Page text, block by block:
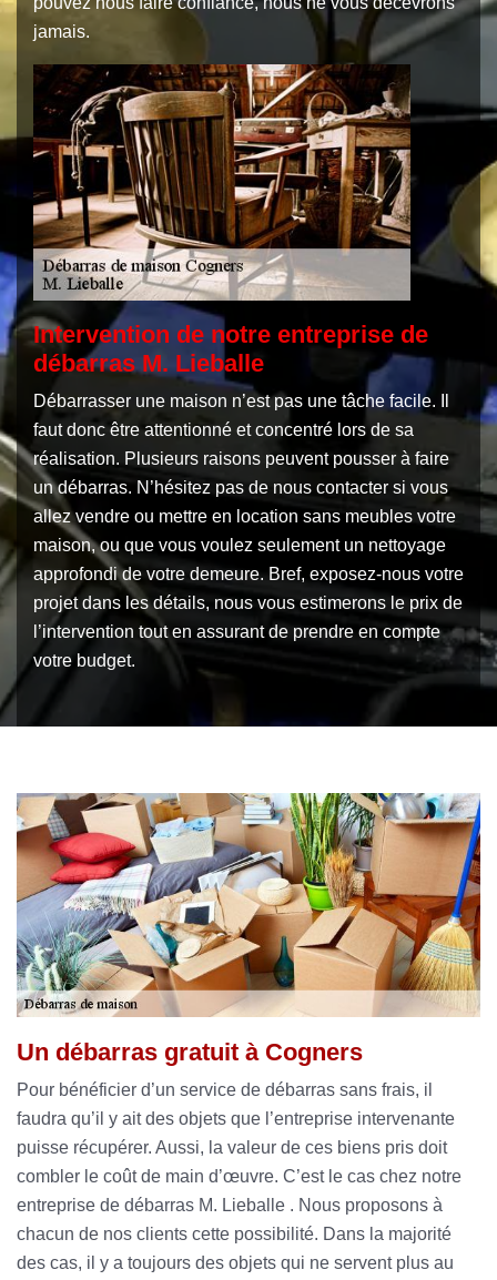
jamais.
Intervention de notre entreprise de
débarras M. Lieballe
Débarrasser une maison n’est pas une tâche facile. Il
faut donc être attentionné et concentré lors de sa
réalisation. Plusieurs raisons peuvent pousser à faire
un débarras. N’hésitez pas de nous contacter si vous
allez vendre ou mettre en location sans meubles votre
maison, ou que vous voulez seulement un nettoyage
approfondi de votre demeure. Bref, exposez-nous votre
projet dans les détails, nous vous estimerons le prix de
l’intervention tout en assurant de prendre en compte
votre budget.
Un débarras gratuit à Cogners
Pour bénéficier d’un service de débarras sans frais, il
faudra qu’il y ait des objets que l’entreprise intervenante
puisse récupérer. Aussi, la valeur de ces biens pris doit
combler le coût de main d’œuvre. C’est le cas chez notre
entreprise de débarras M. Lieballe . Nous proposons à
chacun de nos clients cette possibilité. Dans la majorité
des cas, il y a toujours des objets qui ne servent plus au